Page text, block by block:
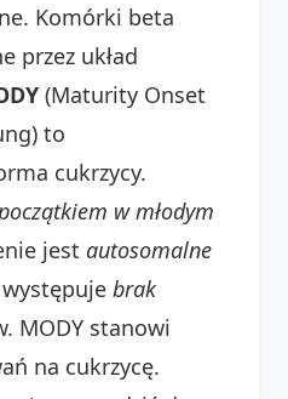
Komórki beta
przez układ
(Maturity Onset
to
cukrzycy.
w młodym
jest autosomalne
brak
MODY stanowi
na cukrzycę.